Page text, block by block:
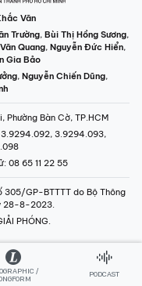
Văn
Trường, Bùi Thị Hồng Sương,
Quang, Nguyễn Đức Hiển,
Gia Bảo
, Nguyễn Chiến Dũng,
Bàn Cờ, TP.HCM
3.9294.093,
: 08 65 11 22 55
GP-BTTTT do Bộ Thông
28-8-2023.
PHÓNG.
/
PODCAST